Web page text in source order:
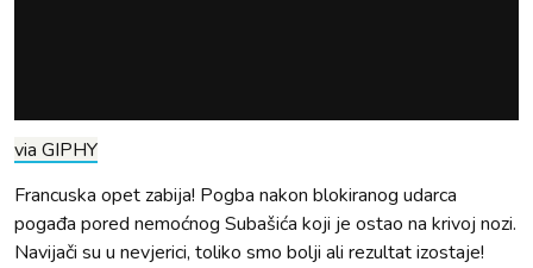
via GIPHY
Francuska opet zabija! Pogba nakon blokiranog udarca
pogađa pored nemoćnog Subašića koji je ostao na krivoj nozi.
Navijači su u nevjerici, toliko smo bolji ali rezultat izostaje!